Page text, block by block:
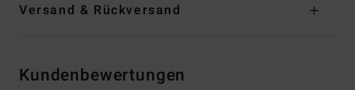
Versand & Rückversand
Kundenbewertungen